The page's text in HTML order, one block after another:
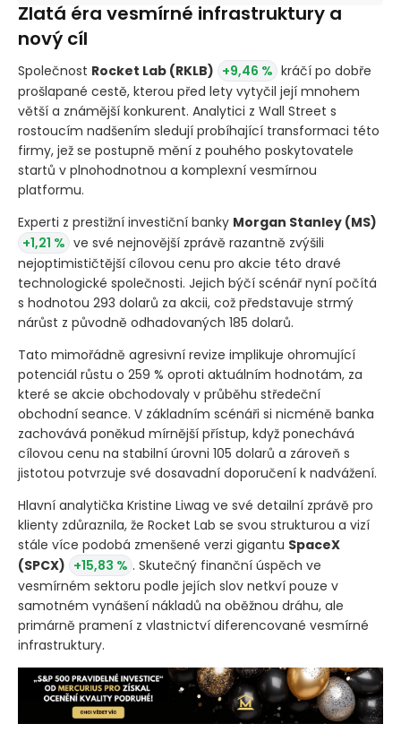
Zlatá éra vesmírné infrastruktury a
nový cíl
Společnost Rocket Lab (RKLB) +9,46 % kráčí po dobře
prošlapané cestě, kterou před lety vytyčil její mnohem
větší a známější konkurent. Analytici z Wall Street s
rostoucím nadšením sledují probíhající transformaci této
firmy, jež se postupně mění z pouhého poskytovatele
startů v plnohodnotnou a komplexní vesmírnou
platformu.
Experti z prestižní investiční banky Morgan Stanley (MS)
+1,21 % ve své nejnovější zprávě razantně zvýšili
nejoptimističtější cílovou cenu pro akcie této dravé
technologické společnosti. Jejich býčí scénář nyní počítá
s hodnotou 293 dolarů za akcii, což představuje strmý
nárůst z původně odhadovaných 185 dolarů.
Tato mimořádně agresivní revize implikuje ohromující
potenciál růstu o 259 % oproti aktuálním hodnotám, za
které se akcie obchodovaly v průběhu středeční
obchodní seance. V základním scénáři si nicméně banka
zachovává poněkud mírnější přístup, když ponechává
cílovou cenu na stabilní úrovni 105 dolarů a zároveň s
jistotou potvrzuje své dosavadní doporučení k nadvážení.
Hlavní analytička Kristine Liwag ve své detailní zprávě pro
klienty zdůraznila, že Rocket Lab se svou strukturou a vizí
stále více podobá zmenšené verzi gigantu SpaceX
(SPCX) +15,83 % . Skutečný finanční úspěch ve
vesmírném sektoru podle jejích slov netkví pouze v
samotném vynášení nákladů na oběžnou dráhu, ale
primárně pramení z vlastnictví diferencované vesmírné
infrastruktury.